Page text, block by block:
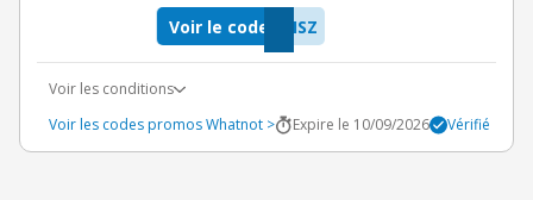
ISZ
Voir le code
Voir les conditions
Voir les codes promos Whatnot >
Expire le 10/09/2026 Vérifié